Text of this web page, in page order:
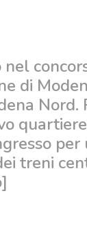
nel
di
per
treni